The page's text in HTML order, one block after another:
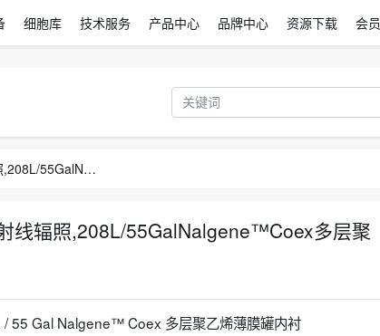
细胞库 技术服务 产品中心 品牌中心 资源下载 会员
圆形罐衬袋，Coex聚乙烯膜，Gamma射线辐照,208L/55GalNalgene™Coex多层聚乙烯薄膜罐内衬货号343050-0055
线辐照,208L/55GalNalgene™Coex多层聚
55 Gal Nalgene™ Coex 多层聚乙烯薄膜罐内衬